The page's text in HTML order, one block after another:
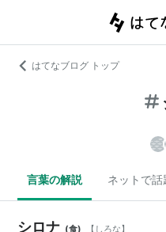
はてなブログ トップ
言葉の解説 ネットで話
シロナ (食) 【 しろな】